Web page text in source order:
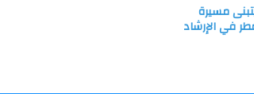
مسيرة
في الإرشاد